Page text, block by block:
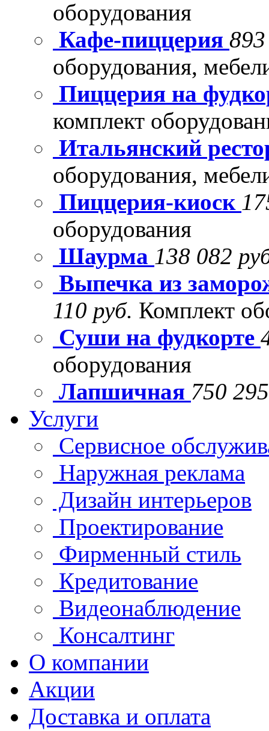
оборудования
Кафе-пиццерия
оборудования,
Пиццерия на
комплект
Итальянский
оборудования,
Пиццерия-киоск
оборудования
Шаурма 138 082
Выпечка из
110 руб. Комплект
Суши на фудкорте
оборудования
Лапшичная 750
Услуги
Сервисное
Наружная реклама
Дизайн интерьеров
Проектирование
Фирменный стиль
Кредитование
Видеонаблюдение
Консалтинг
О компании
Акции
Доставка и оплата